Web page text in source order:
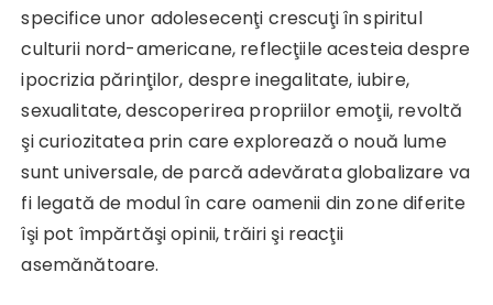
specifice unor adolesecenţi crescuţi în spiritul
culturii nord-americane, reflecţiile acesteia despre
ipocrizia părinţilor, despre inegalitate, iubire,
sexualitate, descoperirea propriilor emoţii, revoltă
şi curiozitatea prin care explorează o nouă lume
sunt universale, de parcă adevărata globalizare va
fi legată de modul în care oamenii din zone diferite
îşi pot împărtăşi opinii, trăiri şi reacţii
asemănătoare.